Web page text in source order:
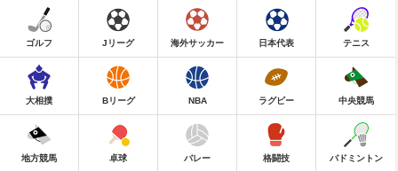
ゴルフ Jリーグ 海外サッカー 日本代表 テニス
大相撲 Bリーグ NBA ラグビー 中央競馬
地方競馬 卓球 バレー 格闘技 バドミントン